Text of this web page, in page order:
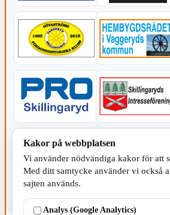
Kakor på webbplatsen
Vi använder nödvändiga kakor för att
Med ditt samtycke använder vi också
sajten används.
Analys (Google Analytics)